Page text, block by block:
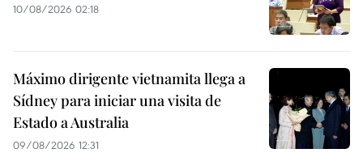
10/08/2026 02:18
Máximo dirigente vietnamita llega a
Sídney para iniciar una visita de
Estado a Australia
09/08/2026 12:31